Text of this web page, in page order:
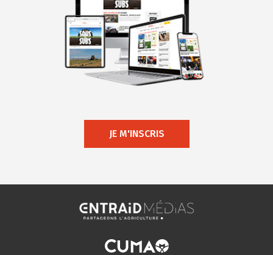
JE M'INSCRIS